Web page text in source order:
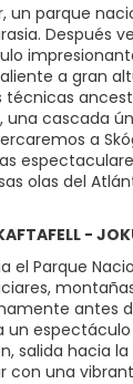
un parque
Después
a gran
una cascada
a
olas del
-
el Parque
antes
un
salida hacia
con una